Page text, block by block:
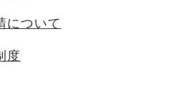
について
度